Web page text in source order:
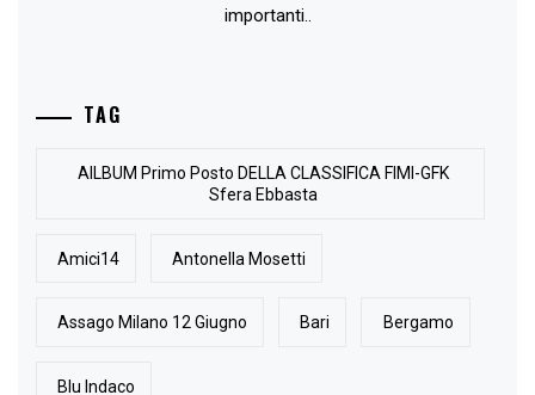
importanti..
TAG
AlLBUM Primo Posto DELLA CLASSIFICA FIMI-GFK
Sfera Ebbasta
Amici14 Antonella Mosetti
Assago Milano 12 Giugno Bari Bergamo
Blu Indaco